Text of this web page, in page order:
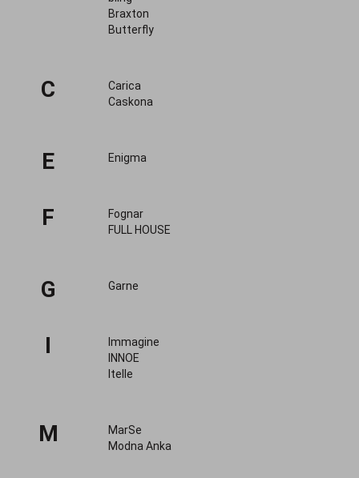
Braxton
Butterfly
C
Carica
Caskona
E Enigma
F
Fognar
FULL HOUSE
G Garne
I
Immagine
INNOE
Itelle
M
MarSe
Modna Anka